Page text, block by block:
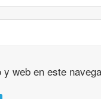
web en este